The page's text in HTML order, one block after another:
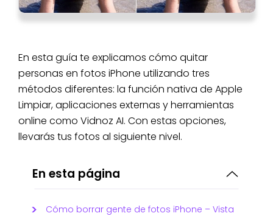
En esta guía te explicamos cómo quitar
personas en fotos iPhone utilizando tres
métodos diferentes: la función nativa de Apple
Limpiar, aplicaciones externas y herramientas
online como Vidnoz AI. Con estas opciones,
llevarás tus fotos al siguiente nivel.
En esta página
Cómo borrar gente de fotos iPhone – Vista